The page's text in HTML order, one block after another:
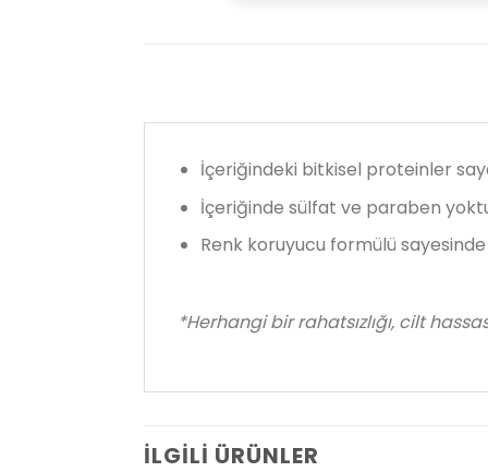
İçeriğindeki bitkisel proteinler
İçeriğinde sülfat ve paraben
Renk koruyucu formülü
*Herhangi bir rahatsızlığı, cilt
İLGILI ÜRÜNLER